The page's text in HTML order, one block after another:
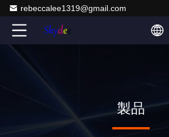
rebeccalee1319@gmail.com
製品